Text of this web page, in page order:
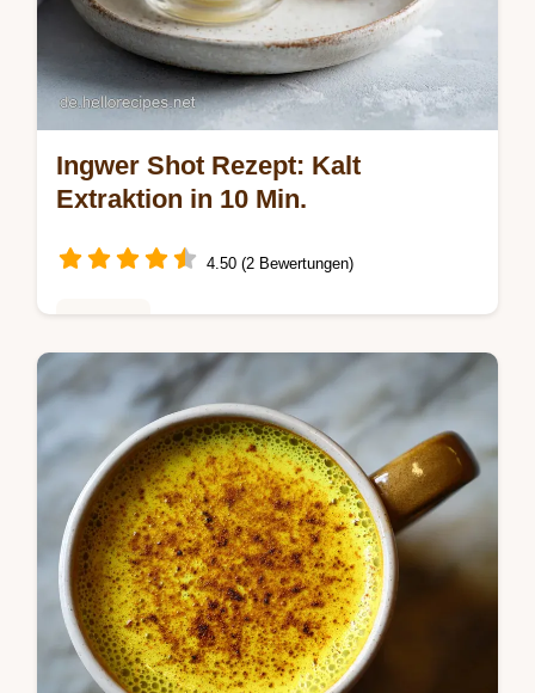
Ingwer Shot Rezept: Kalt
Extraktion in 10 Min.
4.50 (2 Bewertungen)
Das ultimative ingwer shot rezept: Erhalten
Sie Gingerole optimal durch Kalt-Extraktion.
Dieses ingwer shot rezept mit orange und
apfel ist schnell fertig.